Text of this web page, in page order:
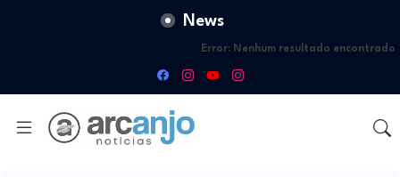
News
Error: Nenhum resultado encontrado